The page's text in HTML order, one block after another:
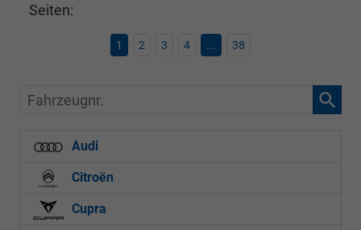
Seiten:
1 2 3 4 ... 38
Fahrzeugnr.
Audi
Citroën
Cupra